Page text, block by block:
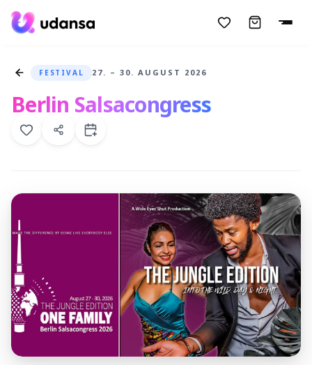
accessibility.skipToMainContent
FESTIVAL 27. – 30. AUGUST 2026
Berlin Salsacongress